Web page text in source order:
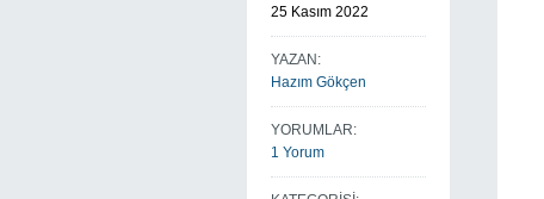
25 Kasım 2022
YAZAN:
Hazım Gökçen
YORUMLAR:
1 Yorum